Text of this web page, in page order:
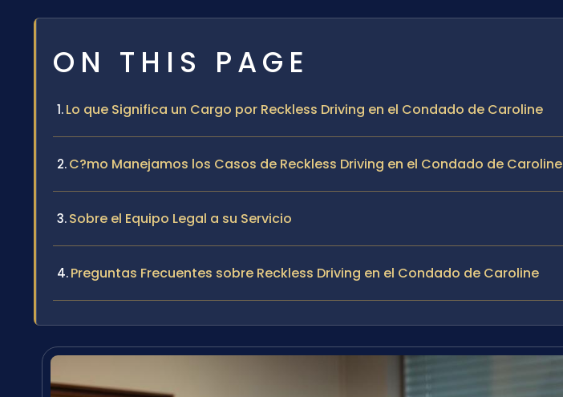
ON THIS PAGE
Lo que Significa un Cargo por Reckless Driving en el Condado de Caroline
C?mo Manejamos los Casos de Reckless Driving en el Condado de Caroline
Sobre el Equipo Legal a su Servicio
Preguntas Frecuentes sobre Reckless Driving en el Condado de Caroline